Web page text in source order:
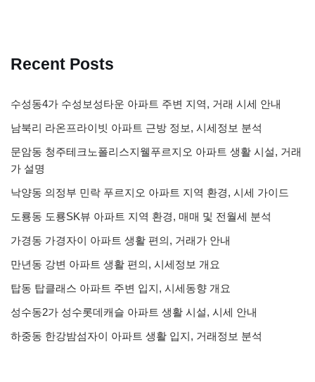
Recent Posts
수성동4가 수성보성타운 아파트 주변 지역, 거래 시세 안내
남북리 라온프라이빗 아파트 근방 정보, 시세정보 분석
문암동 청주테크노폴리스지웰푸르지오 아파트 생활 시설, 거래
가 설명
낙양동 의정부 민락 푸르지오 아파트 지역 환경, 시세 가이드
도룡동 도룡SK뷰 아파트 지역 환경, 매매 및 전월세 분석
가경동 가경자이 아파트 생활 편의, 거래가 안내
만년동 강변 아파트 생활 편의, 시세정보 개요
탑동 탑클래스 아파트 주변 입지, 시세동향 개요
성수동2가 성수롯데캐슬 아파트 생활 시설, 시세 안내
하중동 한강밤섬자이 아파트 생활 입지, 거래정보 분석